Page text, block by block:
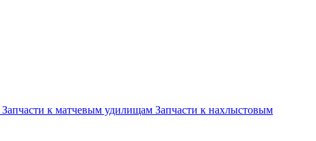
Запчасти к матчевым удилищам Запчасти к нахлыстовым